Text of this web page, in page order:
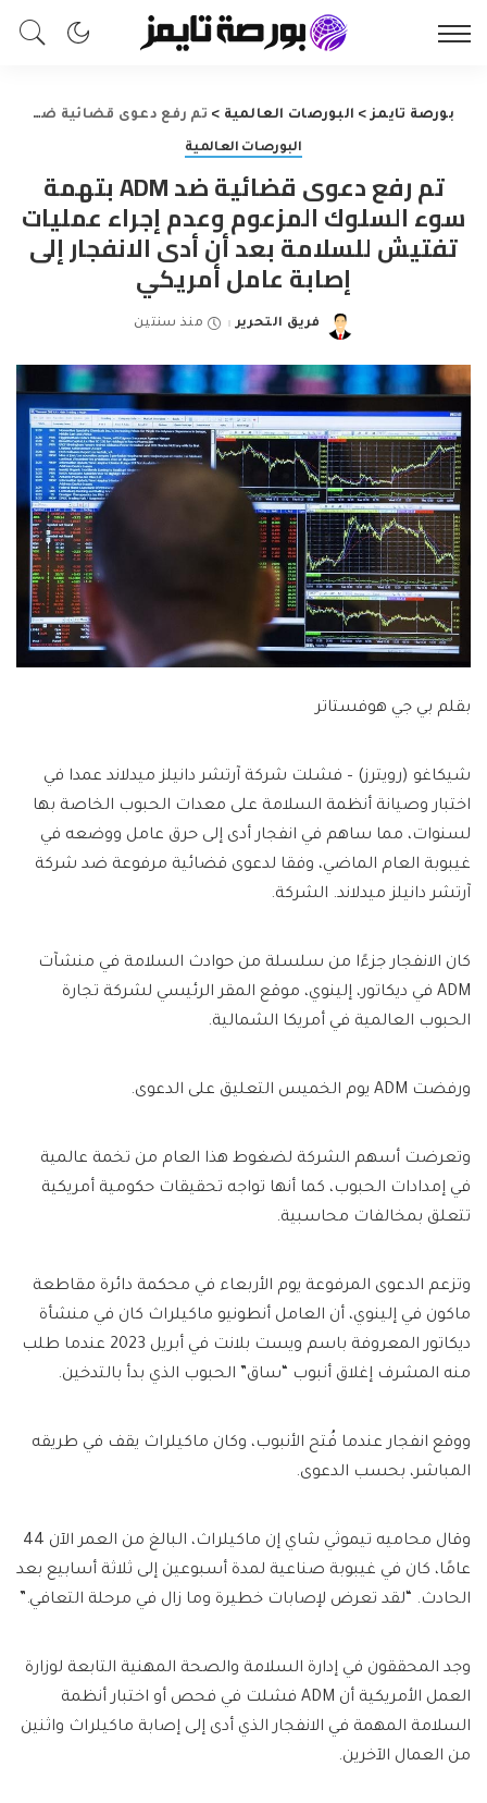
بورصة تايمز> البورصات العالمية > تم رفع دعوى قضائية ضد ADM بتهمة سوء السلوك المزعوم وعدم إجراء عمليات تفتيش للسلامة بعد أن أدى الانفجار إلى إصابة عامل أمريكي
البورصات العالمية
تم رفع دعوى قضائية ضد ADM بتهمة
سوء السلوك المزعوم وعدم إجراء عمليات
تفتيش للسلامة بعد أن أدى الانفجار إلى
إصابة عامل أمريكي
Posted
فريق التحرير منذ سنتين
بقلم بي جي هوفستاتر
شيكاغو (رويترز) – فشلت شركة آرتشر دانيلز ميدلاند عمدا في
اختبار وصيانة أنظمة السلامة على معدات الحبوب الخاصة بها
لسنوات، مما ساهم في انفجار أدى إلى حرق عامل ووضعه في
غيبوبة العام الماضي، وفقا لدعوى قضائية مرفوعة ضد شركة
آرتشر دانيلز ميدلاند. الشركة.
كان الانفجار جزءًا من سلسلة من حوادث السلامة في منشآت
ADM في ديكاتور، إلينوي، موقع المقر الرئيسي لشركة تجارة
الحبوب العالمية في أمريكا الشمالية.
ورفضت ADM يوم الخميس التعليق على الدعوى.
وتعرضت أسهم الشركة لضغوط هذا العام من تخمة عالمية
في إمدادات الحبوب، كما أنها تواجه تحقيقات حكومية أمريكية
تتعلق بمخالفات محاسبية.
وتزعم الدعوى المرفوعة يوم الأربعاء في محكمة دائرة مقاطعة
ماكون في إلينوي، أن العامل أنطونيو ماكيلراث كان في منشأة
ديكاتور المعروفة باسم ويست بلانت في أبريل 2023 عندما طلب
منه المشرف إغلاق أنبوب “ساق” الحبوب الذي بدأ بالتدخين.
ووقع انفجار عندما فُتح الأنبوب، وكان ماكيلراث يقف في طريقه
المباشر، بحسب الدعوى.
وقال محاميه تيموثي شاي إن ماكيلراث، البالغ من العمر الآن 44
عامًا، كان في غيبوبة صناعية لمدة أسبوعين إلى ثلاثة أسابيع بعد
الحادث. “لقد تعرض لإصابات خطيرة وما زال في مرحلة التعافي.”
وجد المحققون في إدارة السلامة والصحة المهنية التابعة لوزارة
العمل الأمريكية أن ADM فشلت في فحص أو اختبار أنظمة
السلامة المهمة في الانفجار الذي أدى إلى إصابة ماكيلراث واثنين
من العمال الآخرين.